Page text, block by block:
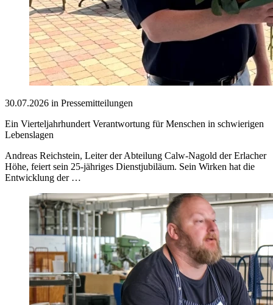
30.07.2026 in Pressemitteilungen
Ein Vierteljahrhundert Verantwortung für Menschen in schwierigen
Lebenslagen
Andreas Reichstein, Leiter der Abteilung Calw-Nagold der Erlacher
Höhe, feiert sein 25-jähriges Dienstjubiläum. Sein Wirken hat die
Entwicklung der …